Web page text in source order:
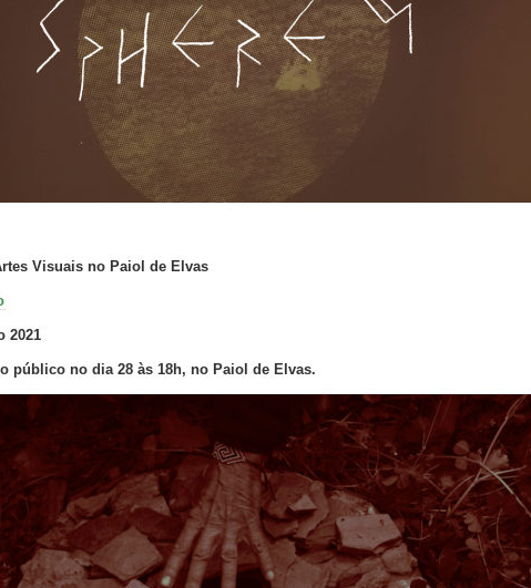
Visuais no Paiol de Elvas
2021
público no dia 28 às 18h, no Paiol de Elvas.